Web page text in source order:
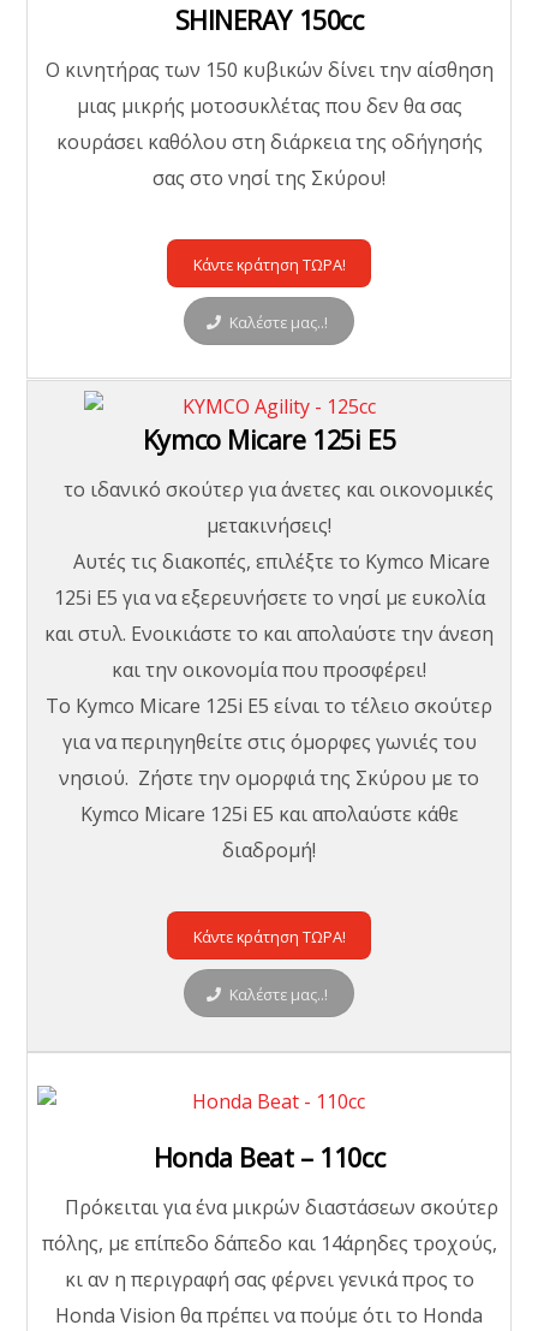
SHINERAY 150cc
O κινητήρας των 150 κυβικών δίνει την αίσθηση
μιας μικρής μοτοσυκλέτας που δεν θα σας
κουράσει καθόλου στη διάρκεια της οδήγησής
σας στο νησί της Σκύρου!
Κάντε κράτηση ΤΩΡΑ!
Καλέστε μας..!
Kymco Micare 125i E5
το ιδανικό σκούτερ για άνετες και οικονομικές
μετακινήσεις!
Αυτές τις διακοπές, επιλέξτε το Kymco Micare
125i E5 για να εξερευνήσετε το νησί με ευκολία
και στυλ. Ενοικιάστε το και απολαύστε την άνεση
και την οικονομία που προσφέρει!
Το Kymco Micare 125i E5 είναι το τέλειο σκούτερ
για να περιηγηθείτε στις όμορφες γωνιές του
νησιού. Ζήστε την ομορφιά της Σκύρου με το
Kymco Micare 125i E5 και απολαύστε κάθε
διαδρομή!
Κάντε κράτηση ΤΩΡΑ!
Καλέστε μας..!
Honda Beat – 110cc
Πρόκειται για ένα μικρών διαστάσεων σκούτερ
πόλης, με επίπεδο δάπεδο και 14άρηδες τροχούς,
κι αν η περιγραφή σας φέρνει γενικά προς το
Honda Vision θα πρέπει να πούμε ότι το Honda